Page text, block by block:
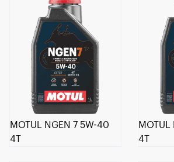
MOTUL NGEN 7 5W-40
4T
MOTUL
4T